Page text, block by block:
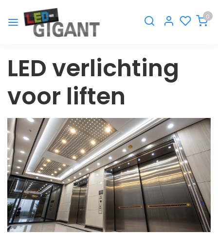
0
LED verlichting
voor liften